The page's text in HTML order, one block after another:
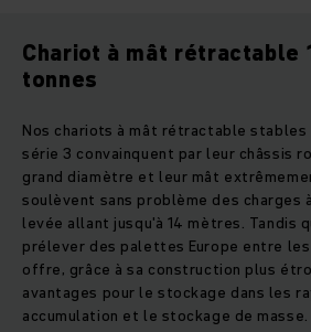
Chariot à mât rétractable
tonnes
Nos chariots à mât rétractable
série 3 convainquent par leur châssis
grand diamètre et leur mât
soulèvent sans problème des charges
levée allant jusqu'à 14 mètres. Tandis
prélever des palettes Europe entre les
offre, grâce à sa construction plus
avantages pour le stockage dans les
accumulation et le stockage de masse.